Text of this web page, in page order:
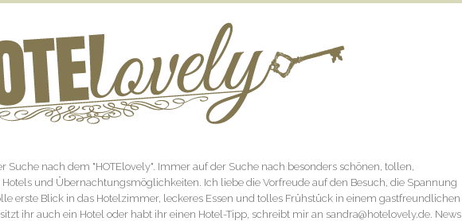
Suche nach dem "HOTElovely". Immer auf der Suche nach besonders schönen, tollen,
und Übernachtungsmöglichkeiten. Ich liebe die Vorfreude auf den Besuch, die Spannung
erste Blick in das Hotelzimmer, leckeres Essen und tolles Frühstück in einem gastfreundlichen
ihr auch ein Hotel oder habt ihr einen Hotel-Tipp, schreibt mir an sandra@hotelovely.de. News